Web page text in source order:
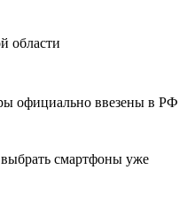
области
официально ввезены в РФ
смартфоны уже